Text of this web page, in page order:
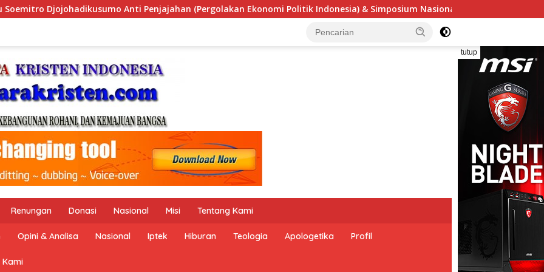
Ekonomi Politik Indonesia) & Simposium Nasional “Urgensi Undang-Undang Perekonomian Nasional dan
tutup
Renungan Donasi Nasional Misi Tentang Kami
Opini & Analisa Nasional Iptek Hiburan Teologia Apologetika Profil
Kami